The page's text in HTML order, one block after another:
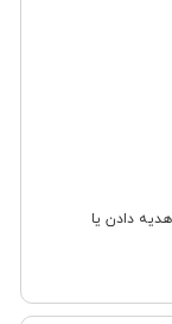
دادن یا